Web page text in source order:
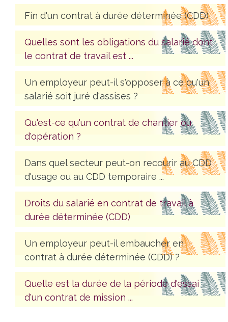
Fin d'un contrat à durée déterminée (CDD)
Quelles sont les obligations du salarié dont
le contrat de travail est ...
Un employeur peut-il s'opposer à ce qu'un
salarié soit juré d'assises ?
Qu'est-ce qu'un contrat de chantier ou
d'opération ?
Dans quel secteur peut-on recourir au CDD
d'usage ou au CDD temporaire ...
Droits du salarié en contrat de travail à
durée déterminée (CDD)
Un employeur peut-il embaucher en
contrat à durée déterminée (CDD) ?
Quelle est la durée de la période d'essai
d'un contrat de mission ...